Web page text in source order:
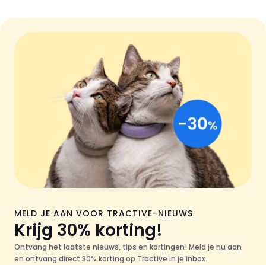
MELD JE AAN VOOR TRACTIVE-NIEUWS
Krijg 30% korting!
Ontvang het laatste nieuws, tips en kortingen! Meld je nu aan
en ontvang direct 30% korting op Tractive in je inbox.